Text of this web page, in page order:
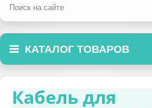
КАТАЛОГ ТОВАРОВ
Кабель для